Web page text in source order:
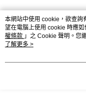
熱門標籤
本網站中使用 cookie，欲查詢
望在電腦上使用 cookie 時應
權條款 」之 Cookie 聲明。您
用條款之 Cookie 聲明使用
了解更多 >